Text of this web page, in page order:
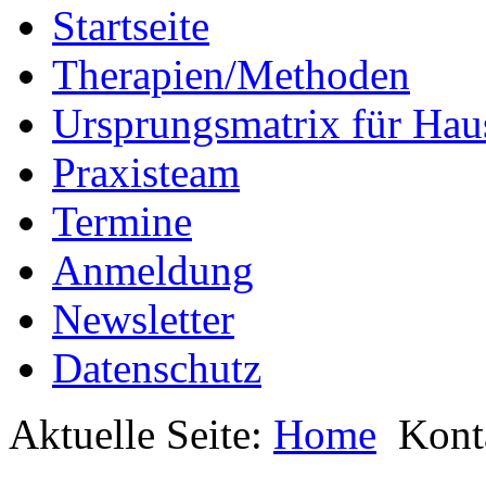
Startseite
Therapien/Methoden
Ursprungsmatrix für
Praxisteam
Termine
Anmeldung
Newsletter
Datenschutz
Aktuelle Seite: Home